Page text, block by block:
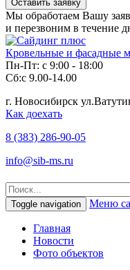
Мы обработаем Вашу
и перезвоним в течение
Кровельные и фасадные
Пн-Пт: с 9:00 - 18:00
Сб:с 9.00-14.00
г. Новосибирск
Как доехать
8 (383) 286-90-05
info@sib-ms.ru
Toggle navigation Меню
Главная
Новости
Фото объектов